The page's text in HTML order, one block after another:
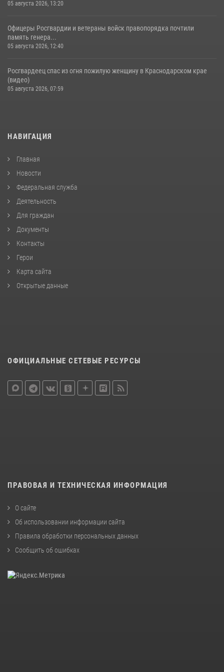
05 августа 2026, 13:20
Офицеры Росгвардии и ветераны войск правопорядка почтили
память генера...
05 августа 2026, 12:40
Росгвардеец спас из огня пожилую женщину в Краснодарском крае
(видео)
05 августа 2026, 07:59
НАВИГАЦИЯ
Главная
Новости
Федеральная служба
Деятельность
Для граждан
Документы
Контакты
Герои
Карта сайта
Открытые данные
ОФИЦИАЛЬНЫЕ СЕТЕВЫЕ РЕСУРСЫ
ПРАВОВАЯ И ТЕХНИЧЕСКАЯ ИНФОРМАЦИЯ
О сайте
Об использовании информации сайта
Правила обработки персональных данных
Сообщить об ошибках